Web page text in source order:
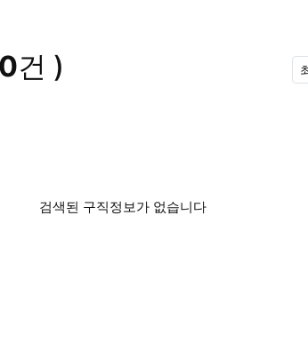
0건 )
검색된 구직정보가 없습니다